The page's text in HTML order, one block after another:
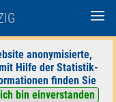
anonymisierte,
Hilfe der Statistik-
finden Sie
bin einverstanden